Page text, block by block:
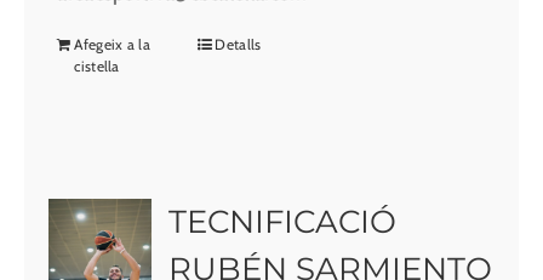
Afegeix a la
cistella
Detalls
TECNIFICACIÓ
RUBÉN SARMIENTO